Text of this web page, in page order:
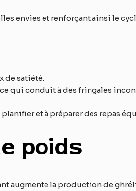
envies et renforçant ainsi le
de satiété.
qui conduit à des fringales
et à préparer des repas
poids
augmente la production de